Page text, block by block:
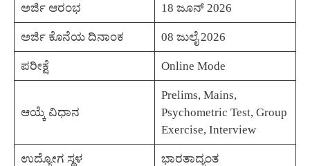
ಅರ್ಜಿ ಆರಂಭ 18 ಜೂನ್ 2026
ಅರ್ಜಿ ಕೊನೆಯ ದಿನಾಂಕ 08 ಜುಲೈ 2026
ಪರೀಕ್ಷೆ Online Mode
ಆಯ್ಕೆ ವಿಧಾನ
Prelims, Mains,
Psychometric Test, Group
Exercise, Interview
ಉದ್ಯೋಗ ಸ್ಥಳ ಭಾರತಾದ್ಯಂತ